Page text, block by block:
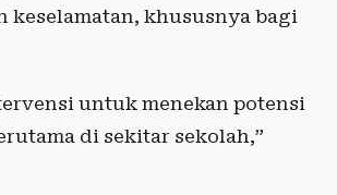
keselamatan, khususnya bagi
untuk menekan potensi
di sekitar sekolah,”